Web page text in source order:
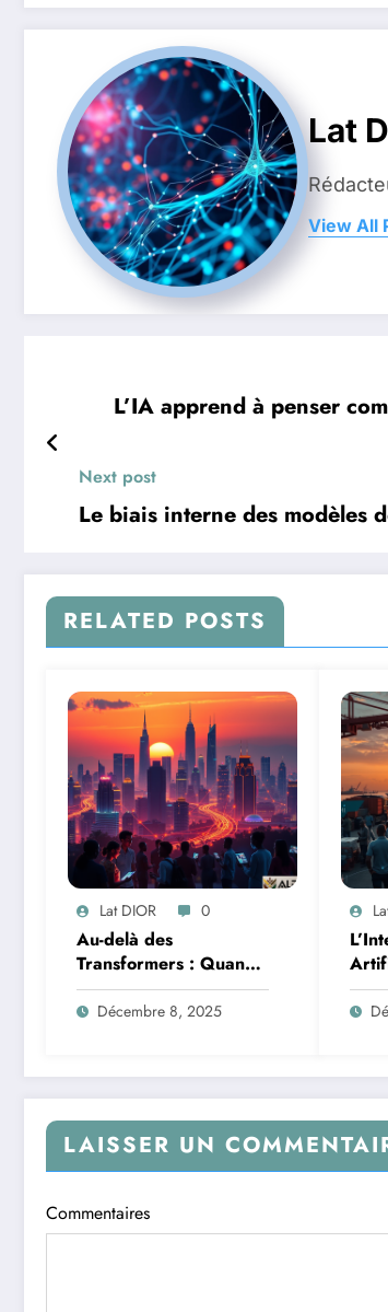
Lat
View All
L’IA apprend à penser
Next post
Le biais interne des modèles
RELATED POSTS
Lat DIOR 0
Au-delà des
Transformers : Quand
les Mélanges d’Experts
Redéfinissent
Décembre 8, 2025
des
de
LAISSER UN
Commentaires